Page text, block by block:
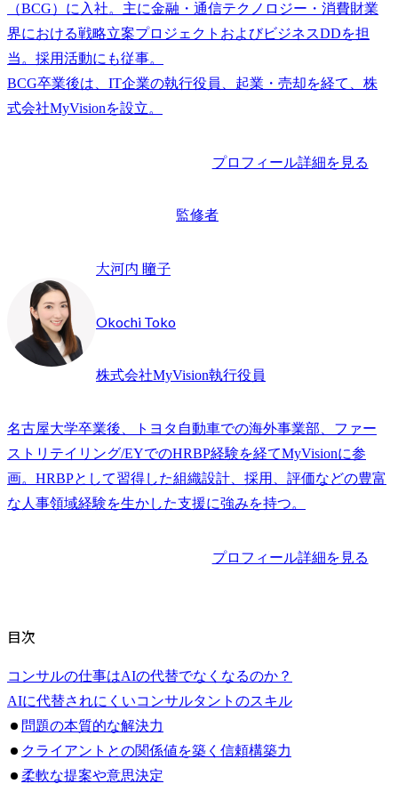
（BCG）に入社。主に金融・通信テクノロジー・消費財業
界における戦略立案プロジェクトおよびビジネスDDを担
当。採用活動にも従事。
BCG卒業後は、IT企業の執行役員、起業・売却を経て、株
プロフィール詳細を見る
監修者
大河内 瞳子
Okochi Toko
株式会社MyVision執行役員
名古屋大学卒業後、トヨタ自動車での海外事業部、ファー
ストリテイリング/EYでのHRBP経験を経てMyVisionに参
画。HRBPとして習得した組織設計、採用、評価などの豊富
な人事領域経験を生かした支援に強みを持つ。
プロフィール詳細を見る
目次
コンサルの仕事はAIの代替でなくなるのか？
AIに代替されにくいコンサルタントのスキル
問題の本質的な解決力
クライアントとの関係値を築く信頼構築力
柔軟な提案や意思決定